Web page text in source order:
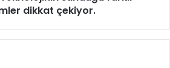
dikkat çekiyor.